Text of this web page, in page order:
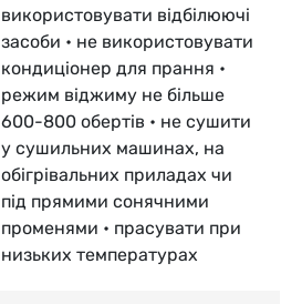
використовувати відбілюючі
засоби • не використовувати
кондиціонер для прання •
режим віджиму не більше
600-800 обертів • не сушити
у сушильних машинах, на
обігрівальних приладах чи
під прямими сонячними
променями • прасувати при
низьких температурах